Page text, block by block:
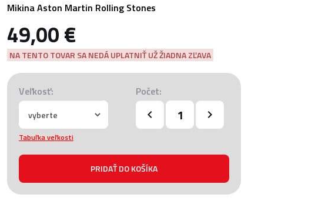
Mikina Aston Martin Rolling Stones
49,00 €
NA TENTO TOVAR SA NEDÁ UPLATNIŤ UŽ ŽIADNA ZĽAVA
Veľkosť: Počet:
Tabuľka veľkosti